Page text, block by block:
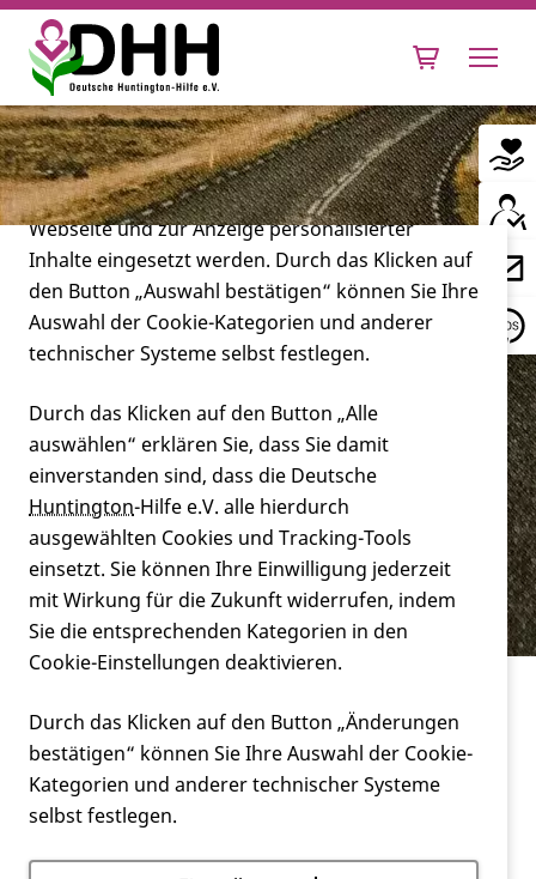
Leben mit Huntington
Forschung
Miteinander
Verein
Service
Mut und ich
Sich dem Leben und den damit verbundenen
Herausforderungen zu stellen, dazu gehört eine
Menge Mut. Das ist den meisten vermutlich gar
nicht so bewusst, ebenso wie mir früher. Bis mein
Cookie-Einstellungen
Diese Webseite setzt verschiedene Cookies und
Tracking-Tools ein. Dies beinhaltet Cookies und
Tracking-Tools, die für den Betrieb der Webseite
technisch notwendig sind, die zu statistischen
Zwecken sowie zur besseren Bedienbarkeit der
Webseite und zur Anzeige personalisierter
Inhalte eingesetzt werden. Durch das Klicken auf
den Button „Auswahl bestätigen“ können Sie Ihre
Auswahl der Cookie-Kategorien und anderer
technischer Systeme selbst festlegen.
Durch das Klicken auf den Button „Alle
auswählen“ erklären Sie, dass Sie damit
einverstanden sind, dass die Deutsche
Huntington-Hilfe e.V. alle hierdurch
ausgewählten Cookies und Tracking-Tools
einsetzt. Sie können Ihre Einwilligung jederzeit
mit Wirkung für die Zukunft widerrufen, indem
Sie die entsprechenden Kategorien in den
Cookie-Einstellungen deaktivieren.
Durch das Klicken auf den Button „Änderungen
bestätigen“ können Sie Ihre Auswahl der Cookie-
Kategorien und anderer technischer Systeme
selbst festlegen.